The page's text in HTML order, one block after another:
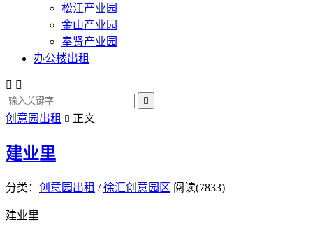
松江产业园
金山产业园
奉贤产业园
办公楼出租
 

创意园出租  正文
建业里
分类： 创意园出租 /徐汇创意园区 阅读(7833)
建业里